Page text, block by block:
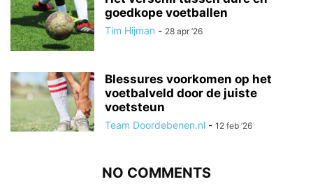
goedkope voetballen
Tim Hijman - 28 apr ’26
Blessures voorkomen op het
voetbalveld door de juiste
voetsteun
Team Doordebenen.nl - 12 feb ’26
NO COMMENTS